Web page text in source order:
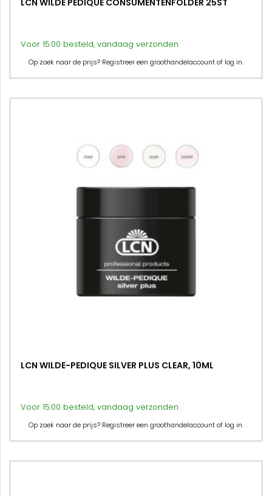
LCN WILDE PEDIQUE CONSUMENTENFOLDER 25ST
Voor 15:00 besteld, vandaag verzonden
Op zoek naar de prijs? Registreer een groothandelaccount of log in.
LCN WILDE-PEDIQUE SILVER PLUS CLEAR, 10ML
Voor 15:00 besteld, vandaag verzonden
Op zoek naar de prijs? Registreer een groothandelaccount of log in.